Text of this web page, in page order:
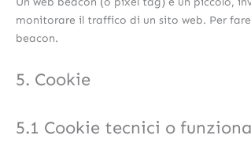
monitorare il traffico di un sito web. Per
beacon.
5. Cookie
5.1 Cookie tecnici o